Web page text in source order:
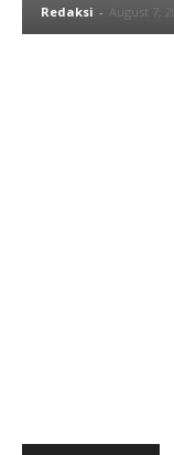
Redaksi - August 7,